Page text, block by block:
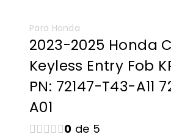
Para Honda
2023-2025 Honda
Keyless Entry Fob
PN: 72147-T43-A11
A01
0 de 5